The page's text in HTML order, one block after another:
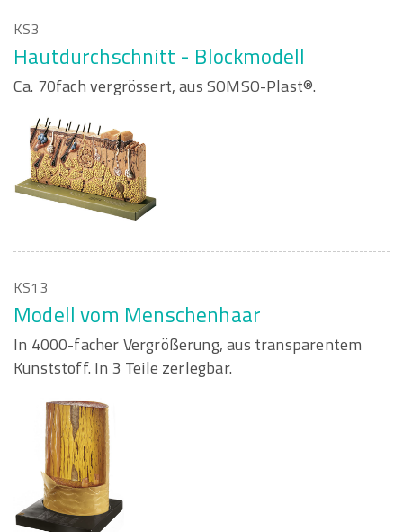
KS3
Hautdurchschnitt - Blockmodell
Ca. 70fach vergrössert, aus SOMSO-Plast®.
KS13
Modell vom Menschenhaar
In 4000-facher Vergrößerung, aus transparentem
Kunststoff. In 3 Teile zerlegbar.